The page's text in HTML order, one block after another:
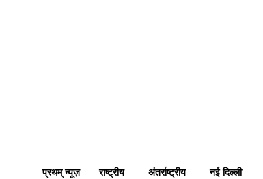
प्रथम् न्यूज़ राष्ट्रीय अंतर्राष्ट्रीय नई दिल्ली